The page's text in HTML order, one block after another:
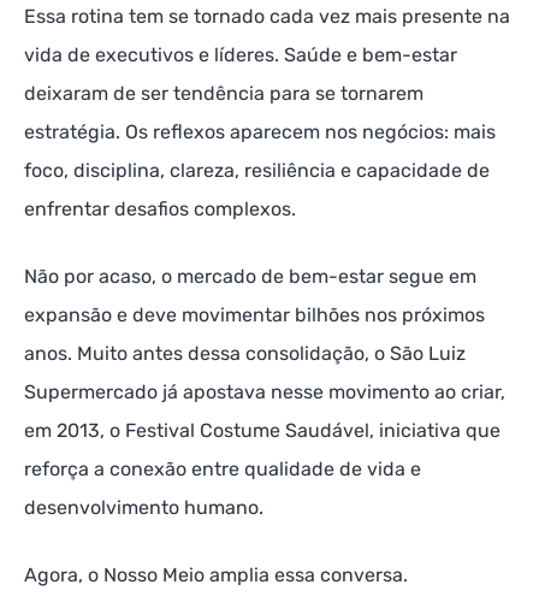
Essa rotina tem se tornado cada vez mais presente na
vida de executivos e líderes. Saúde e bem-estar
deixaram de ser tendência para se tornarem
estratégia. Os reflexos aparecem nos negócios: mais
foco, disciplina, clareza, resiliência e capacidade de
enfrentar desafios complexos.
Não por acaso, o mercado de bem-estar segue em
expansão e deve movimentar bilhões nos próximos
anos. Muito antes dessa consolidação, o São Luiz
Supermercado já apostava nesse movimento ao criar,
em 2013, o Festival Costume Saudável, iniciativa que
reforça a conexão entre qualidade de vida e
desenvolvimento humano.
Agora, o Nosso Meio amplia essa conversa.